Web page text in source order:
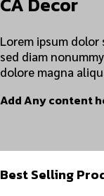
Lorem ipsum
sed diam
dolore magna
Add Any content
Best Selling